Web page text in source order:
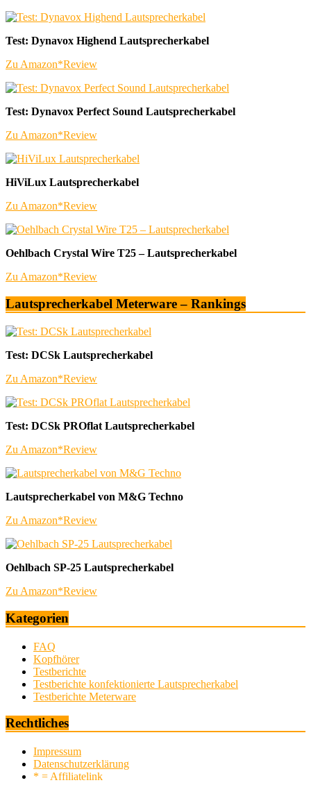
Test: Dynavox Highend Lautsprecherkabel
Zu Amazon*Review
Test: Dynavox Perfect Sound Lautsprecherkabel
Zu Amazon*Review
HiViLux Lautsprecherkabel
Zu Amazon*Review
Oehlbach Crystal Wire T25 – Lautsprecherkabel
Zu Amazon*Review
Lautsprecherkabel Meterware – Rankings
Test: DCSk Lautsprecherkabel
Zu Amazon*Review
Test: DCSk PROflat Lautsprecherkabel
Zu Amazon*Review
Lautsprecherkabel von M&G Techno
Zu Amazon*Review
Oehlbach SP-25 Lautsprecherkabel
Zu Amazon*Review
Kategorien
FAQ
Kopfhörer
Testberichte
Testberichte konfektionierte Lautsprecherkabel
Testberichte Meterware
Rechtliches
Impressum
Datenschutzerklärung
* = Affiliatelink